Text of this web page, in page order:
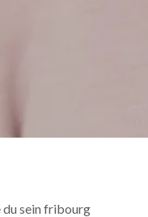
du sein fribourg